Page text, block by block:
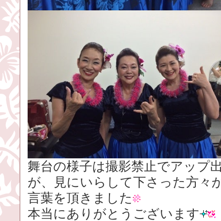
舞台の様子は撮影禁止でアップ
が、見にいらして下さった方々
言葉を頂きました
本当にありがとうございます